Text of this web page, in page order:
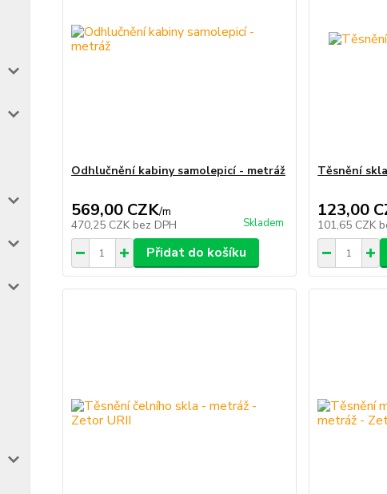
Odhlučnění kabiny samolepicí - metráž
569,00 CZK/m
470,25 CZK bez DPH Skladem
Přidat do košíku
Těsnění
123,00
101,65 CZK